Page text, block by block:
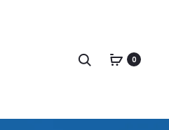
Поиск 0